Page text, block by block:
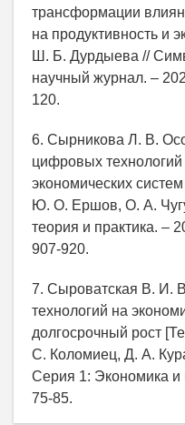
трансформации
на продуктивность и
Ш. Б. Дурдыева //
научный журнал. –
120.
6. Сырникова Л. В.
цифровых
экономических
Ю. О. Ершов, О. А.
теория и практика. –
907-920.
7. Сыроватская В. И.
технологий на
долгосрочный рост
С. Коломиец, Д. А.
Серия 1: Экономика
75-85.